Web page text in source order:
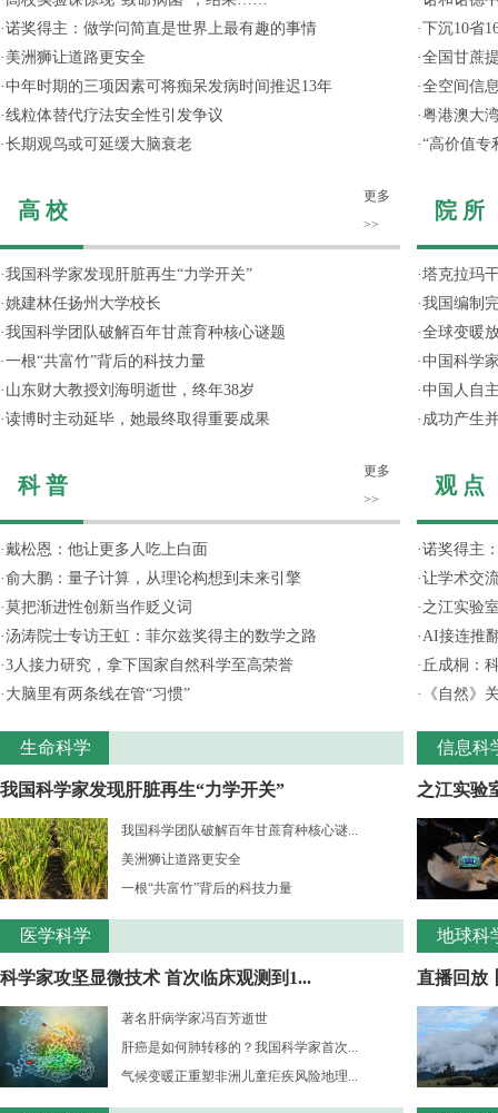
·诺奖得主：做学问简直是世界上最有趣的事情
· 美洲狮让道路更安全
·中年时期的三项因素可将痴呆发病时间推迟13年
·线粒体替代疗法安全性引发争议
·长期观鸟或可延缓大脑衰老
高 校
更多
>>
·我国科学家发现肝脏再生“力学开关”
·姚建林任扬州大学校长
·我国科学团队破解百年甘蔗育种核心谜题
·一根“共富竹”背后的科技力量
· 山东财大教授刘海明逝世，终年38岁
·读博时主动延毕，她最终取得重要成果
科 普
更多
>>
·戴松恩：他让更多人吃上白面
·俞大鹏：量子计算，从理论构想到未来引擎
·莫把渐进性创新当作贬义词
·汤涛院士专访王虹：菲尔兹奖得主的数学之路
·3人接力研究，拿下国家自然科学至高荣誉
· 大脑里有两条线在管“习惯”
生命科学
我国科学家发现肝脏再生“力学开关”
我国科学团队破解百年甘蔗育种核心谜...
美洲狮让道路更安全
一根“共富竹”背后的科技力量
医学科学
科学家攻坚显微技术 首次临床观测到1...
著名肝病学家冯百芳逝世
肝癌是如何肺转移的？我国科学家首次...
气候变暖正重塑非洲儿童疟疾风险地理...
·下沉10省
·全国甘蔗
·全空间信
·粤港澳大
·“高价值专
院 所
·塔克拉玛
·我国编制
·全球变暖
·中国科学
·中国人自
· 成功产生
观 点
·诺奖得主
·让学术交
· 之江实验
·AI接连推
· 丘成桐：
·
《自然》
信息科
之江实验
地球科
直播回放